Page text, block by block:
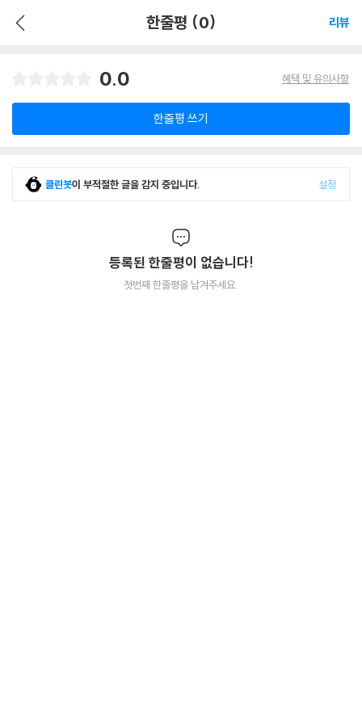
한줄평 (0) 리뷰
0.0 혜택 및 유의사항
한줄평 쓰기
클린봇이 부적절한 글을 감지 중입니다. 설정
등록된 한줄평이 없습니다!
첫번째 한줄평을 남겨주세요.